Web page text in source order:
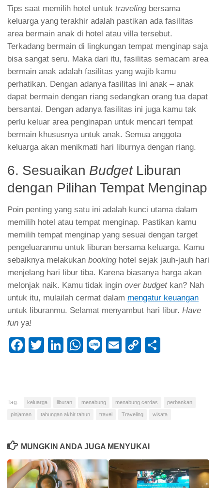
Tips saat memilih hotel untuk travelingbersama
keluarga yang terakhir adalah pastikan ada fasilitas
area bermain anak di hotel atau villa tersebut.
Terkadang bermain di lingkungan tempat menginap saja
bisa sangat seru. Maka dari itu, fasilitas semacam area
bermain anak adalah fasilitas yang wajib kamu
perhatikan. Dengan adanya fasilitas ini anak – anak
dapat bermain dengan riang sedangkan orang tua dapat
bersantai. Dengan adanya fasilitas ini juga kamu tak
perlu keluar area penginapan untuk mencari tempat
bermain khususnya untuk anak. Semua anggota
keluarga akan menikmati hari liburnya dengan riang.
6. Sesuaikan BudgetLiburan
dengan Pilihan Tempat Menginap
Poin penting yang satu ini adalah kunci utama dalam
memilih hotel atau tempat menginap. Pastikan kamu
memilih tempat menginap yang sesuai dengan target
pengeluaranmu untuk liburan bersama keluarga. Kamu
sebaiknya melakukan bookinghotel sejak jauh-jauh hari
menjelang hari libur tiba. Karena biasanya harga akan
melonjak naik. Kamu tidak ingin over budgetkan? Nah
untuk itu, mulailah cermat dalam mengatur keuangan
untuk liburanmu. Selamat menyambut hari libur. Have
fun ya!
Facebook
Twitter
LinkedIn
WhatsApp
LineEmailCopy
Tag: keluarga liburan menabung menabung cerdas perbankan
pinjaman tabungan akhir tahun travel Traveling wisata
MUNGKIN ANDA JUGA MENYUKAI